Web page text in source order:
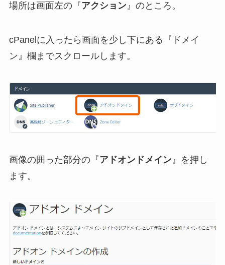
場所は画面左の『アクション』のところ。
cPanelに入ったら画面を少し下にある『ドメイ
ン』欄までスクロールします。
画像の囲った部分の『アドオンドメイン』を押し
ます。